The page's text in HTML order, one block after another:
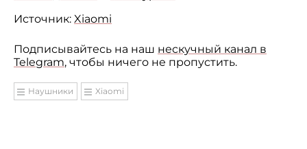
Источник: Xiaomi
Подписывайтесь на наш нескучный канал в
Telegram, чтобы ничего не пропустить.
Наушники Xiaomi